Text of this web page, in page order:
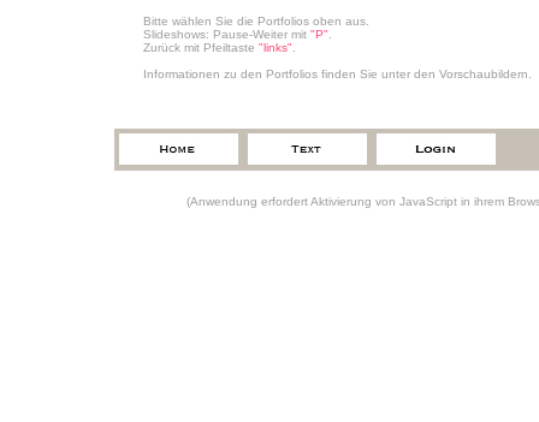
Bitte wählen Sie die Portfolios oben aus.
Slideshows: Pause-Weiter mit "P"
Zurück mit Pfeiltaste "links"
Informationen zu den Portfolios finden Sie unter den Vorschaubildern.
(Anwendung erfordert Aktivierung von JavaScript in ihrem